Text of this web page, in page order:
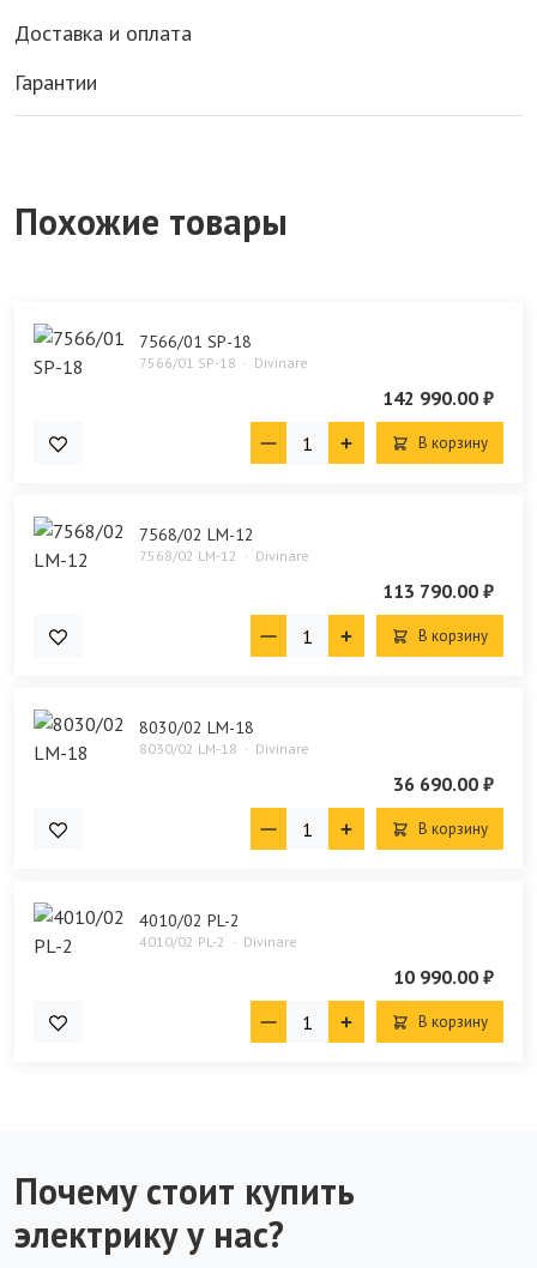
Доставка и оплата
Гарантии
Похожие товары
7566/01 SP-18
7566/01 SP-18 Divinare
142 990.00 ₽
В корзину
7568/02 LM-12
7568/02 LM-12 Divinare
113 790.00 ₽
В корзину
8030/02 LM-18
8030/02 LM-18 Divinare
36 690.00 ₽
В корзину
4010/02 PL-2
4010/02 PL-2 Divinare
10 990.00 ₽
В корзину
Почему стоит купить
электрику у нас?